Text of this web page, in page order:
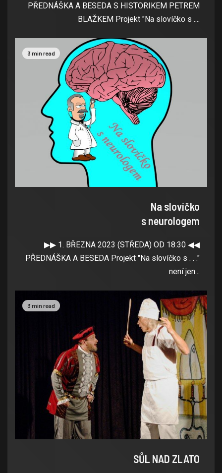
PŘEDNÁŠKA A BESEDA S HISTORIKEM PETREM
BLAŽKEM Projekt "Na slovíčko s ....
3 min read
Na slovíčko
s neurologem
▶▶ 1. BŘEZNA 2023 (STŘEDA) OD 18:30 ◀◀
PŘEDNÁŠKA A BESEDA Projekt "Na slovíčko s . . ."
není jen...
3 min read
SŮL NAD ZLATO